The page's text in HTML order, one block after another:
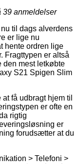
39 anmeldelser
til dags alverdens
er lige nu
hente ordren lige
Fragttypen er altså
den mest letkøbte
S21 Spigen Slim
få udbragt hjem til
er ofte en
rigtig
er
forudsætter at du
> Telefoni >